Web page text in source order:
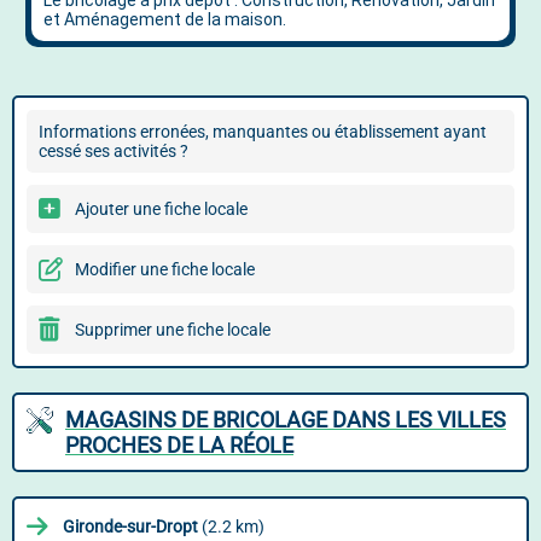
Informations erronées, manquantes ou établissement ayant
cessé ses activités ?
Ajouter une fiche locale
Modifier une fiche locale
Supprimer une fiche locale
MAGASINS DE BRICOLAGE DANS LES VILLES
PROCHES DE LA RÉOLE
Gironde-sur-Dropt (2.2 km)